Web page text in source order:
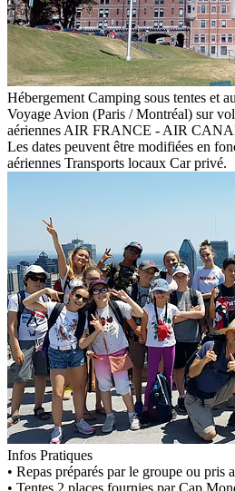
Hébergement Camping sous tentes et
Voyage Avion (Paris / Montréal) sur
aériennes AIR FRANCE - AIR
Les dates peuvent être modifiées en
aériennes Transports locaux Car privé.
Infos Pratiques
• Repas préparés par le groupe ou pris